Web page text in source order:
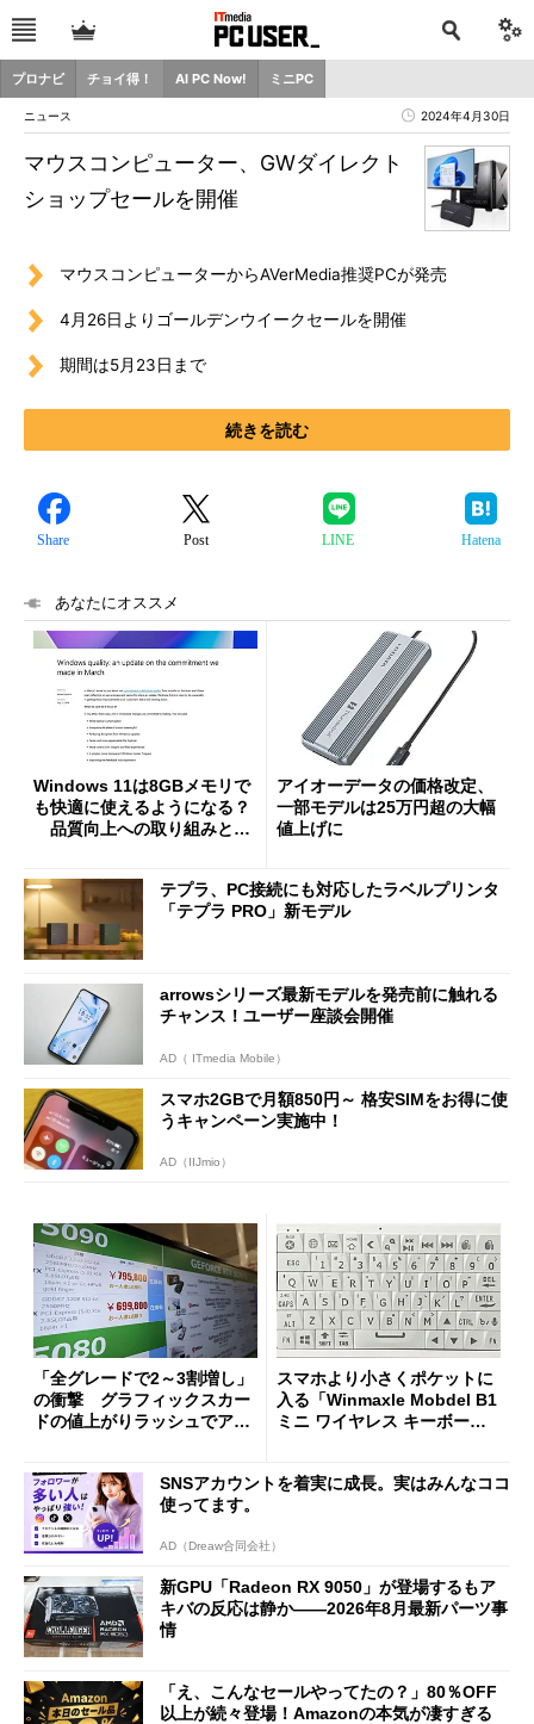
プロナビ チョイ得！ AI PC Now! ミニPC
ニュース 2024年4月30日
マウスコンピューター、GWダイレクト
ショップセールを開催
マウスコンピューターからAVerMedia推奨PCが発売
4月26日よりゴールデンウイークセールを開催
期間は5月23日まで
続きを読む
Share Post LINE Hatena
あなたにオススメ
Windows 11は8GBメモリで
も快適に使えるようになる？
品質向上への取り組みと
アイオーデータの価格改定、
一部モデルは25万円超の大幅
値上げに
テプラ、PC接続にも対応したラベルプリンタ
「テプラ PRO」新モデル
arrowsシリーズ最新モデルを発売前に触れる
チャンス！ユーザー座談会開催
AD（ ITmedia Mobile）
スマホ2GBで月額850円～ 格安SIMをお得に使
うキャンペーン実施中！
AD（IIJmio）
「全グレードで2～3割増し」
の衝撃 グラフィックスカー
ドの値上がりラッシュでアキ
スマホより小さくポケットに
入る「Winmaxle Mobdel B1
ミニ ワイヤレス キーボー
SNSアカウントを着実に成長。実はみんなココ
使ってます。
AD（Dreaw合同会社）
新GPU「Radeon RX 9050」が登場するもア
キバの反応は静か――2026年8月最新パーツ事
情
「え、こんなセールやってたの？」80％OFF
以上が続々登場！Amazonの本気が凄すぎる